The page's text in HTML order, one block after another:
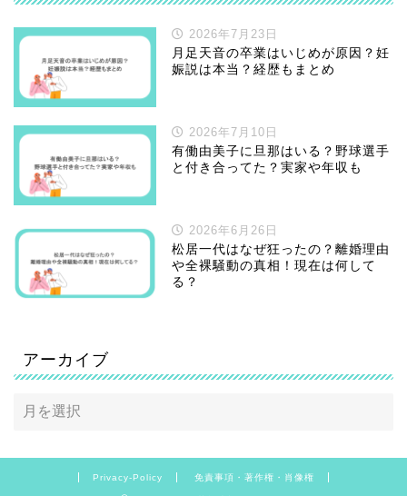
2026年7月23日
月足天音の卒業はいじめが原因？妊
娠説は本当？経歴もまとめ
2026年7月10日
有働由美子に旦那はいる？野球選手
と付き合ってた？実家や年収も
2026年6月26日
松居一代はなぜ狂ったの？離婚理由
や全裸騒動の真相！現在は何して
る？
アーカイブ
Privacy-Policy 免責事項・著作権・肖像権